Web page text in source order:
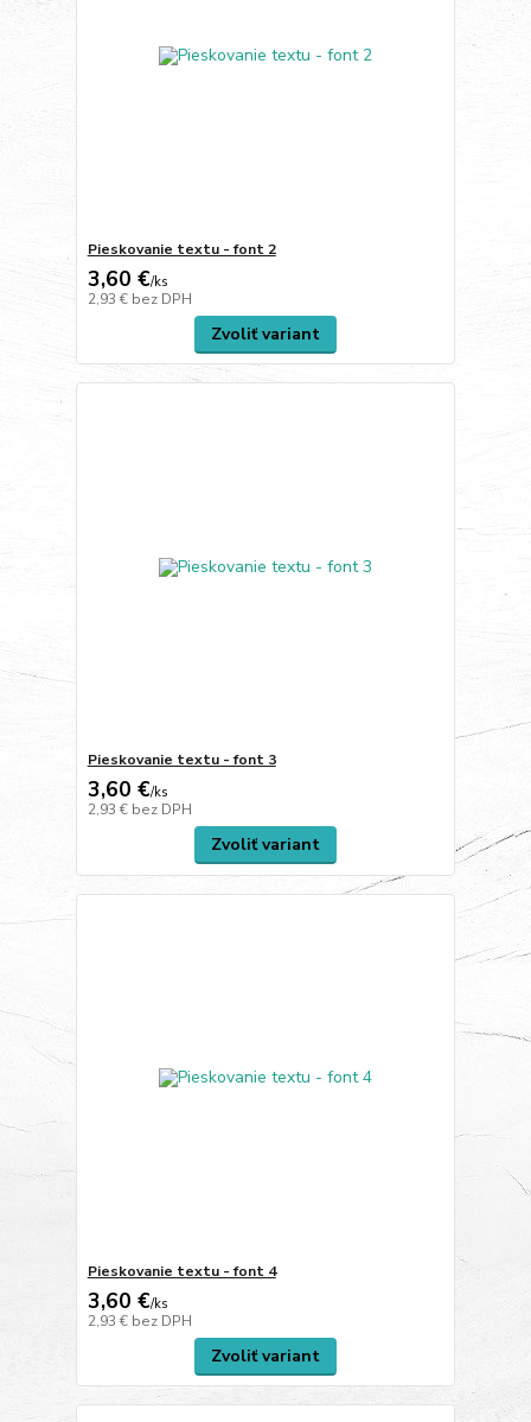
Pieskovanie textu - font 2
3,60 €/ks
2,93 € bez DPH
Zvoliť variant
Pieskovanie textu - font 3
3,60 €/ks
2,93 € bez DPH
Zvoliť variant
Pieskovanie textu - font 4
3,60 €/ks
2,93 € bez DPH
Zvoliť variant